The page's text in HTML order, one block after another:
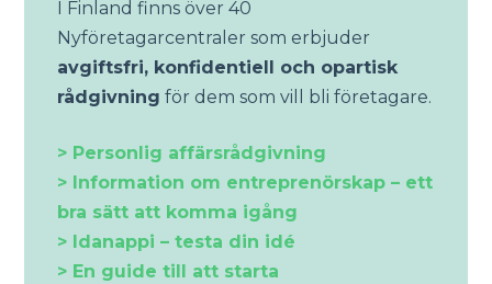
I Finland finns över 40
Nyföretagarcentraler som erbjuder
avgiftsfri, konfidentiell och opartisk
rådgivning för dem som vill bli företagare.
> Personlig affärsrådgivning
> Information om entreprenörskap – ett
bra sätt att komma igång
> Idanappi – testa din idé
> En guide till att starta